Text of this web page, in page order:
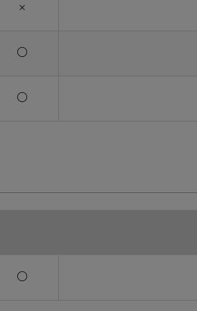
×
〇
〇
〇